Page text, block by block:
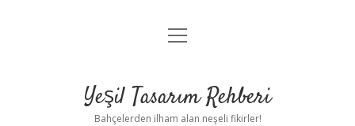
Anasayfa
Yasal Uyarı
menüyü
Yeşil Tasarım Rehberi
Bahçelerden ilham alan neşeli fikirler!